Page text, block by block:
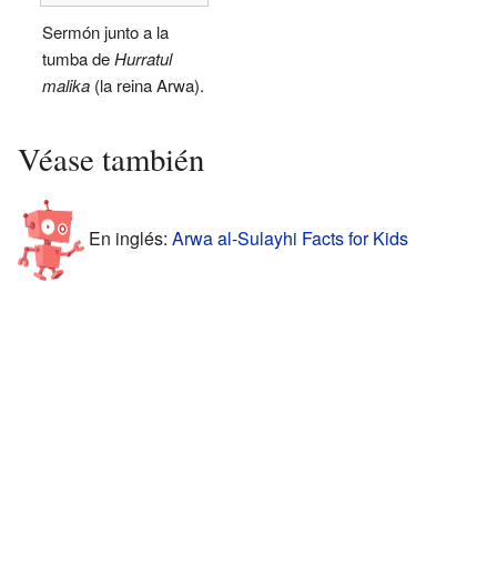
Sermón junto a la
tumba deHurratul
malika (la reina Arwa).
Véase también
En inglés: Arwa al-Sulayhi Facts for Kids